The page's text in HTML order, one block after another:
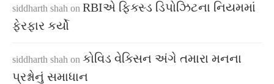
siddharth shah on RBIએ ફિક્સ્ડ ડિપોઝિટના નિયમમાં
ફેરફાર કર્યો
siddharth shah on કોવિડ વેક્સિન અંગે તમારા મનના
પ્રશ્નોનું સમાધાન